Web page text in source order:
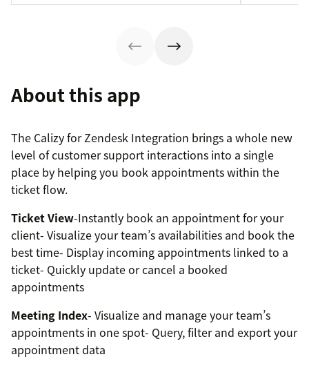
About this app
The Calizy for Zendesk Integration brings a whole new
level of customer support interactions into a single
place by helping you book appointments within the
ticket flow.
Ticket View-Instantly book an appointment for your
client- Visualize your team’s availabilities and book the
best time- Display incoming appointments linked to a
ticket- Quickly update or cancel a booked
appointments
Meeting Index- Visualize and manage your team’s
appointments in one spot- Query, filter and export your
appointment data